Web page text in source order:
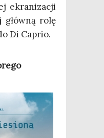
ekra­ni­za­cji
rolę
Di Caprio.